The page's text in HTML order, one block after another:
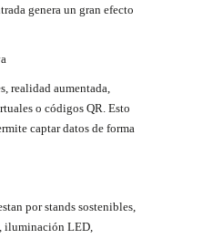
genera un gran efecto
realidad aumentada,
o códigos QR. Esto
captar datos de forma
por stands sostenibles,
iluminación LED,